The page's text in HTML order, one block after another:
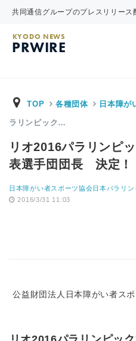
共同通信グループのプレスリリース
KYODO NEWS
PRWIRE
TOP 各種団体 日本障が
ラリンピック…
リオ2016パラリンピ
表選手団団長 決定！
日本障がい者スポーツ協会日本パラリ
2016/3/31 11:03
公益財団法人日本障がい者ス